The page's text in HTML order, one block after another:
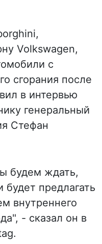
Volkswagen,
с
сгорания после
в интервью
генеральный
Стефан
будем ждать,
предлагать
внутреннего
- сказал он в